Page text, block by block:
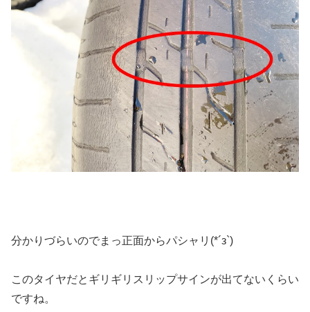
分かりづらいのでまっ正面からパシャリ(*´з`)
このタイヤだとギリギリスリップサインが出てないくらい
ですね。